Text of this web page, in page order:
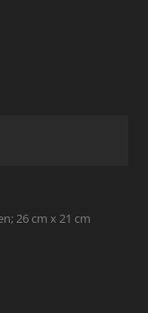
26 cm x 21 cm